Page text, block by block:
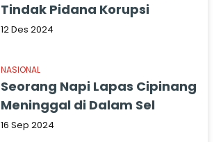
Tindak Pidana Korupsi
12 Des 2024
NASIONAL
Seorang Napi Lapas Cipinang
Meninggal di Dalam Sel
16 Sep 2024